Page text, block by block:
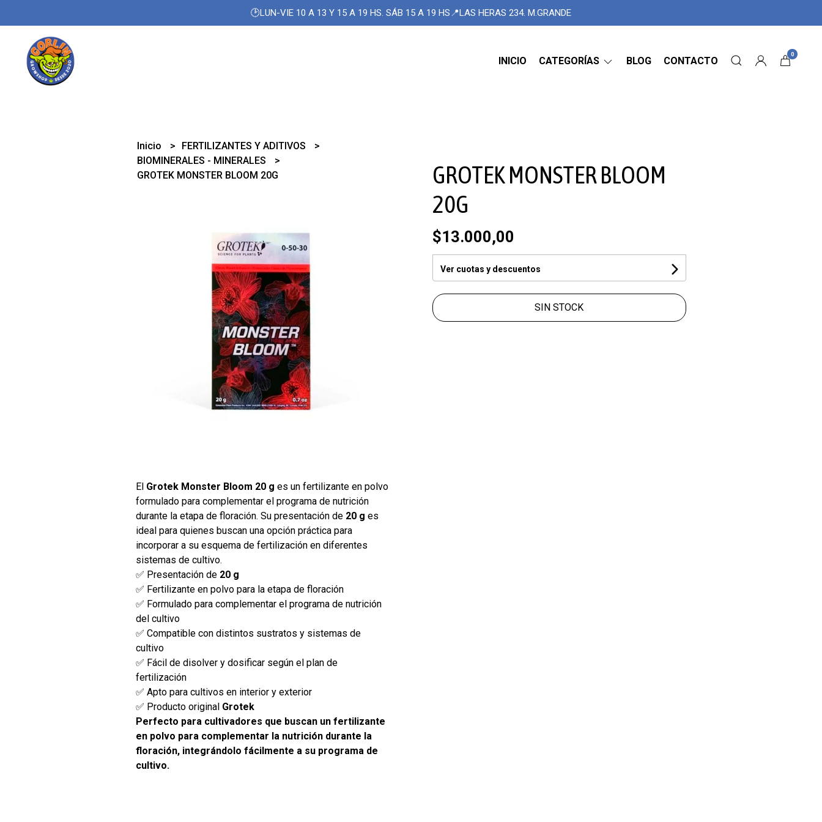
🕑LUN-VIE 10 A 13 Y 15 A 19 HS. SÁB 15 A 19 HS📍LAS HERAS 234. M.GRANDE
INICIO CATEGORÍAS BLOG CONTACTO
0
Inicio
FERTILIZANTES Y ADITIVOS
BIOMINERALES - MINERALES
GROTEK MONSTER BLOOM 20G
El Grotek Monster Bloom 20 g es un fertilizante en polvo
formulado para complementar el programa de nutrición
durante la etapa de floración. Su presentación de 20 g es
ideal para quienes buscan una opción práctica para
incorporar a su esquema de fertilización en diferentes
sistemas de cultivo.
✅ Presentación de 20 g
✅ Fertilizante en polvo para la etapa de floración
✅ Formulado para complementar el programa de nutrición
del cultivo
✅ Compatible con distintos sustratos y sistemas de
cultivo
✅ Fácil de disolver y dosificar según el plan de
fertilización
✅ Apto para cultivos en interior y exterior
✅ Producto original Grotek
Perfecto para cultivadores que buscan un fertilizante
en polvo para complementar la nutrición durante la
floración, integrándolo fácilmente a su programa de
cultivo.
GROTEK MONSTER BLOOM
20G
$13.000,00
Ver cuotas y descuentos
SIN STOCK